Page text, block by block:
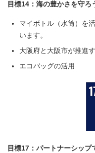
目標14：海の豊かさを守ろ
マイボトル（水筒）を
います。
大阪府と大阪市が推進
エコバッグの活用
目標17：パートナーシップ